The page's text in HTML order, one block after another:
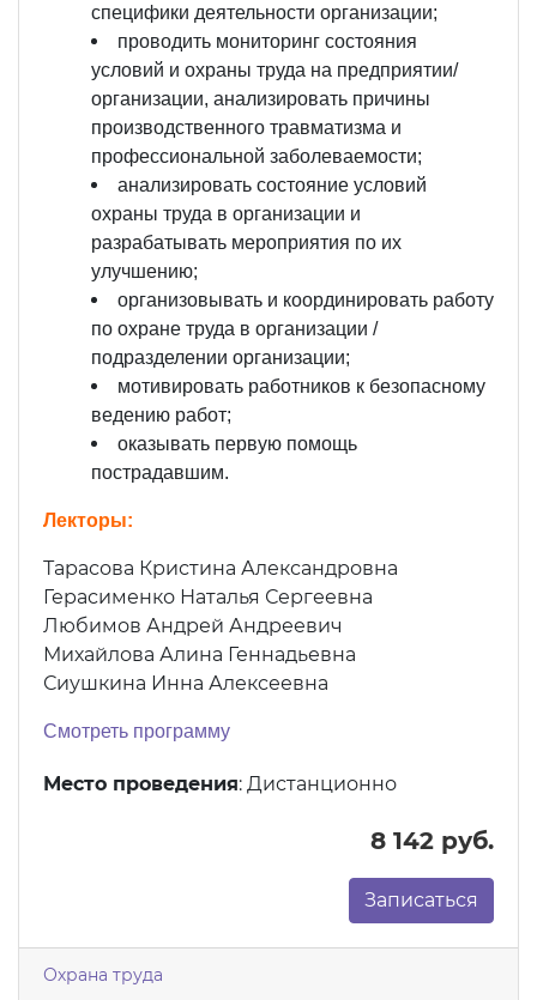
специфики деятельности организации;
проводить мониторинг состояния
условий и охраны труда на предприятии/
организации, анализировать причины
производственного травматизма и
профессиональной заболеваемости;
анализировать состояние условий
охраны труда в организации и
разрабатывать мероприятия по их
улучшению;
организовывать и координировать работу
по охране труда в организации /
подразделении организации;
мотивировать работников к безопасному
ведению работ;
оказывать первую помощь
пострадавшим.
Лекторы:
Тарасова Кристина Александровна
Герасименко Наталья Сергеевна
Любимов Андрей Андреевич
Михайлова Алина Геннадьевна
Сиушкина Инна Алексеевна
Смотреть программу
Место проведения: Дистанционно
8 142 руб.
Записаться
Охрана труда